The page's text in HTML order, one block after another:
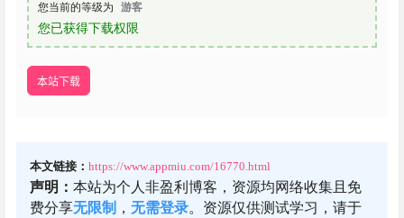
您当前的等级为 游客
您已获得下载权限
本站下载
本文链接： https://www.appmiu.com/16770.html
声明： 本站为个人非盈利博客，资源均网络收集且免
费分享无限制 ， 无需登录。资源仅供测试学习，请于